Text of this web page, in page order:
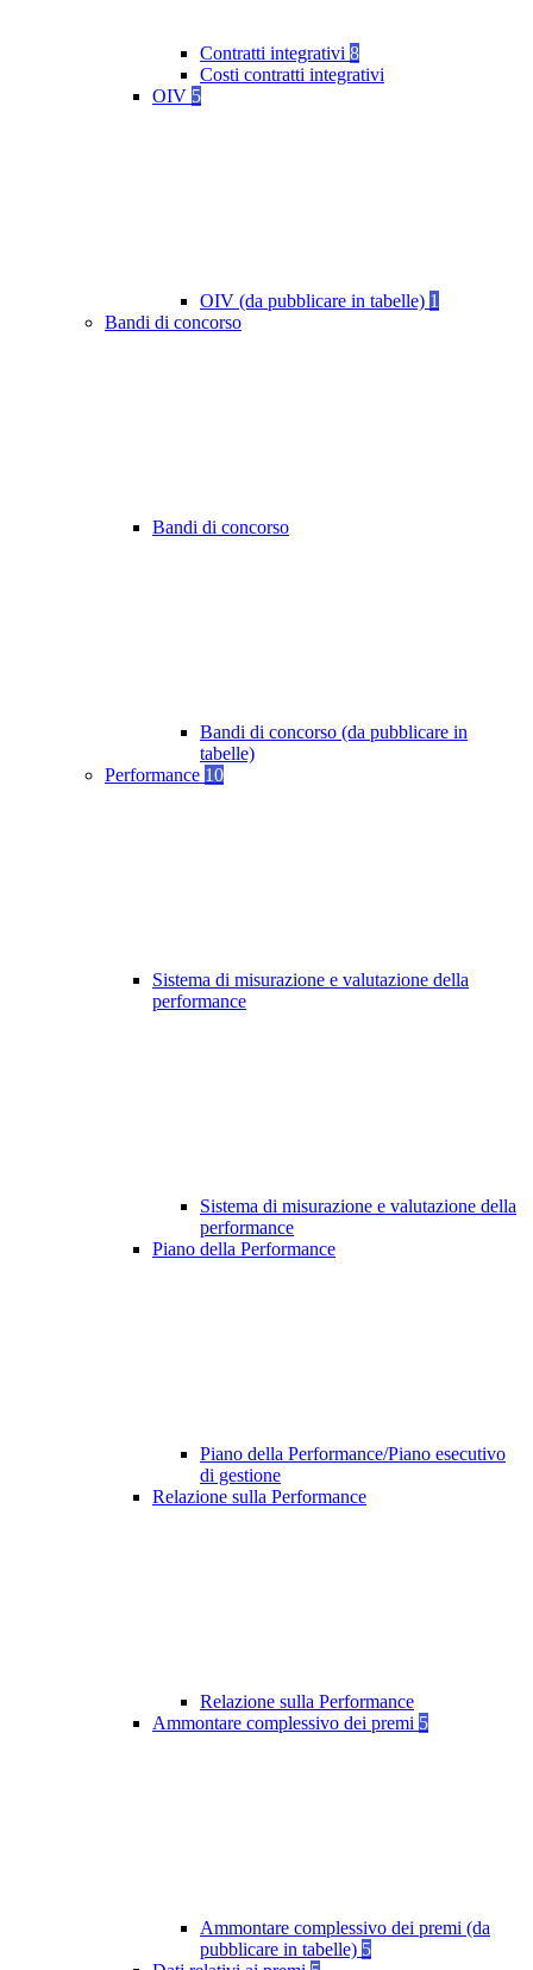
Contratti integrativi 8
Costi contratti integrativi
OIV 5
OIV (da pubblicare in tabelle) 1
Bandi di concorso
Bandi di concorso
Bandi di concorso (da pubblicare in
tabelle)
Performance 10
Sistema di misurazione e valutazione della
performance
Sistema di misurazione e valutazione della
performance
Piano della Performance
Piano della Performance/Piano esecutivo
di gestione
Relazione sulla Performance
Relazione sulla Performance
Ammontare complessivo dei premi 5
Ammontare complessivo dei premi (da
pubblicare in tabelle) 5